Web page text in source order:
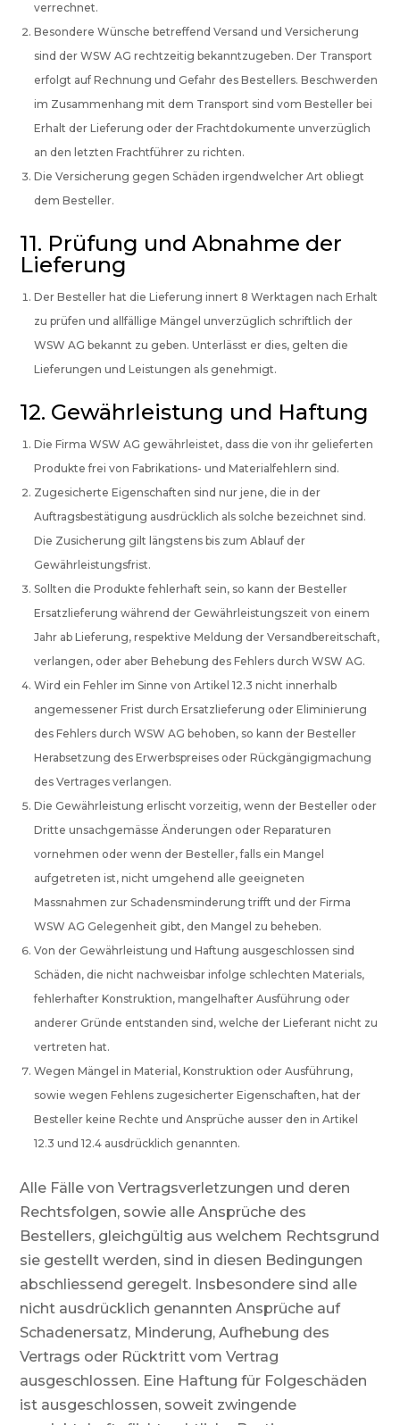
verrechnet.
Besondere Wünsche betreffend Versand und Versicherung
sind der WSW AG rechtzeitig bekanntzugeben. Der Transport
erfolgt auf Rechnung und Gefahr des Bestellers. Beschwerden
im Zusammenhang mit dem Transport sind vom Besteller bei
Erhalt der Lieferung oder der Frachtdokumente unverzüglich
an den letzten Frachtführer zu richten.
Die Versicherung gegen Schäden irgendwelcher Art obliegt
dem Besteller.
11. Prüfung und Abnahme der
Lieferung
Der Besteller hat die Lieferung innert 8 Werktagen nach Erhalt
zu prüfen und allfällige Mängel unverzüglich schriftlich der
WSW AG bekannt zu geben. Unterlässt er dies, gelten die
Lieferungen und Leistungen als genehmigt.
12. Gewährleistung und Haftung
Die Firma WSW AG gewährleistet, dass die von ihr gelieferten
Produkte frei von Fabrikations- und Materialfehlern sind.
Zugesicherte Eigenschaften sind nur jene, die in der
Auftragsbestätigung ausdrücklich als solche bezeichnet sind.
Die Zusicherung gilt längstens bis zum Ablauf der
Gewährleistungsfrist.
Sollten die Produkte fehlerhaft sein, so kann der Besteller
Ersatzlieferung während der Gewährleistungszeit von einem
Jahr ab Lieferung, respektive Meldung der Versandbereitschaft,
verlangen, oder aber Behebung des Fehlers durch WSW AG.
Wird ein Fehler im Sinne von Artikel 12.3 nicht innerhalb
angemessener Frist durch Ersatzlieferung oder Eliminierung
des Fehlers durch WSW AG behoben, so kann der Besteller
Herabsetzung des Erwerbspreises oder Rückgängigmachung
des Vertrages verlangen.
Die Gewährleistung erlischt vorzeitig, wenn der Besteller oder
Dritte unsachgemässe Änderungen oder Reparaturen
vornehmen oder wenn der Besteller, falls ein Mangel
aufgetreten ist, nicht umgehend alle geeigneten
Massnahmen zur Schadensminderung trifft und der Firma
WSW AG Gelegenheit gibt, den Mangel zu beheben.
Von der Gewährleistung und Haftung ausgeschlossen sind
Schäden, die nicht nachweisbar infolge schlechten Materials,
fehlerhafter Konstruktion, mangelhafter Ausführung oder
anderer Gründe entstanden sind, welche der Lieferant nicht zu
vertreten hat.
Wegen Mängel in Material, Konstruktion oder Ausführung,
sowie wegen Fehlens zugesicherter Eigenschaften, hat der
Besteller keine Rechte und Ansprüche ausser den in Artikel
12.3 und 12.4 ausdrücklich genannten.
Alle Fälle von Vertragsverletzungen und deren
Rechtsfolgen, sowie alle Ansprüche des
Bestellers, gleichgültig aus welchem Rechtsgrund
sie gestellt werden, sind in diesen Bedingungen
abschliessend geregelt. Insbesondere sind alle
nicht ausdrücklich genannten Ansprüche auf
Schadenersatz, Minderung, Aufhebung des
Vertrags oder Rücktritt vom Vertrag
ausgeschlossen. Eine Haftung für Folgeschäden
ist ausgeschlossen, soweit zwingende